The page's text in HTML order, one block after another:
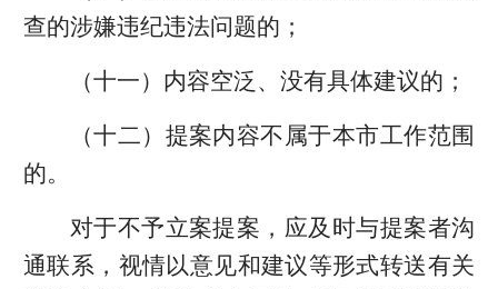
查的涉嫌违纪违法问题的；
（十一）内容空泛、没有具体建议的；
（十二）提案内容不属于本市工作范围
的。
对于不予立案提案，应及时与提案者沟
通联系，视情以意见和建议等形式转送有关